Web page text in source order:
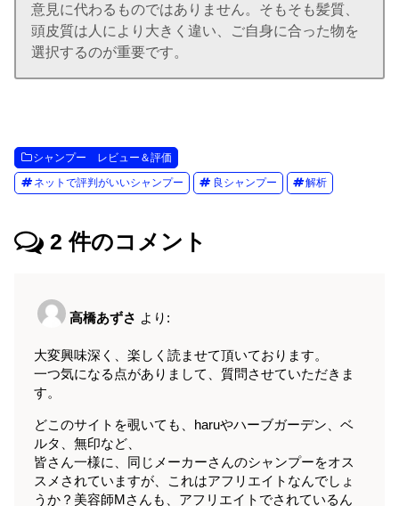
意見に代わるものではありません。そもそも髪質、
頭皮質は人により大きく違い、ご自身に合った物を
選択するのが重要です。
シャンプー レビュー＆評価
ネットで評判がいいシャンプー 良シャンプー 解析
2 件のコメント
高橋あずさ より:
大変興味深く、楽しく読ませて頂いております。
一つ気になる点がありまして、質問させていただきま
す。
どこのサイトを覗いても、haruやハーブガーデン、ベ
ルタ、無印など、
皆さん一様に、同じメーカーさんのシャンプーをオス
スメされていますが、これはアフリエイトなんでしょ
うか？美容師Mさんも、アフリエイトでされているん